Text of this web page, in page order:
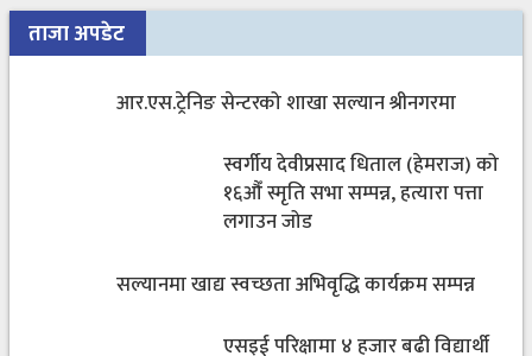
ताजा अपडेट
आर.एस.ट्रेनिङ सेन्टरको शाखा सल्यान श्रीनगरमा
स्वर्गीय देवीप्रसाद धिताल (हेमराज) को
१६औँ स्मृति सभा सम्पन्न, हत्यारा पत्ता
लगाउन जोड
सल्यानमा खाद्य स्वच्छता अभिवृद्धि कार्यक्रम सम्पन्न
एसइई परिक्षामा ४ हजार बढी विद्यार्थी